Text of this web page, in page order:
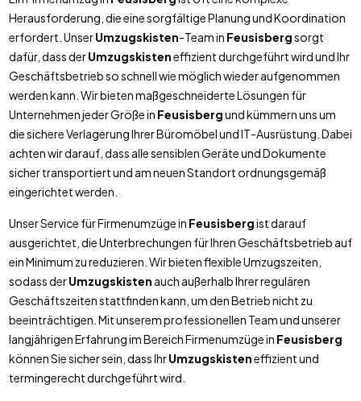
Herausforderung, die eine sorgfältige Planung und Koordination
erfordert. UnserUmzugskisten-Team in Feusisbergsorgt
dafür, dass derUmzugskisteneffizient durchgeführt wird und Ihr
Geschäftsbetrieb so schnell wie möglich wieder aufgenommen
werden kann. Wir bieten maßgeschneiderte Lösungen für
Unternehmen jeder Größe in Feusisbergund kümmern uns um
die sichere Verlagerung Ihrer Büromöbel und IT-Ausrüstung. Dabei
achten wir darauf, dass alle sensiblen Geräte und Dokumente
sicher transportiert und am neuen Standort ordnungsgemäß
eingerichtet werden.
Unser Service für Firmenumzüge in Feusisbergist darauf
ausgerichtet, die Unterbrechungen für Ihren Geschäftsbetrieb auf
ein Minimum zu reduzieren. Wir bieten flexible Umzugszeiten,
sodass derUmzugskisten auch außerhalb Ihrer regulären
Geschäftszeiten stattfinden kann, um den Betrieb nicht zu
beeinträchtigen. Mit unserem professionellen Team und unserer
langjährigen Erfahrung im Bereich Firmenumzüge in Feusisberg
können Sie sicher sein, dass IhrUmzugskisteneffizient und
termingerecht durchgeführt wird.